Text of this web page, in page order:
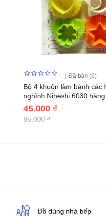
Đã bán (9)
Bộ 4 khuôn làm bánh các
nghĩnh Niheshi 6030
45.000 ₫
85.000 ₫
Đồ dùng nhà bếp